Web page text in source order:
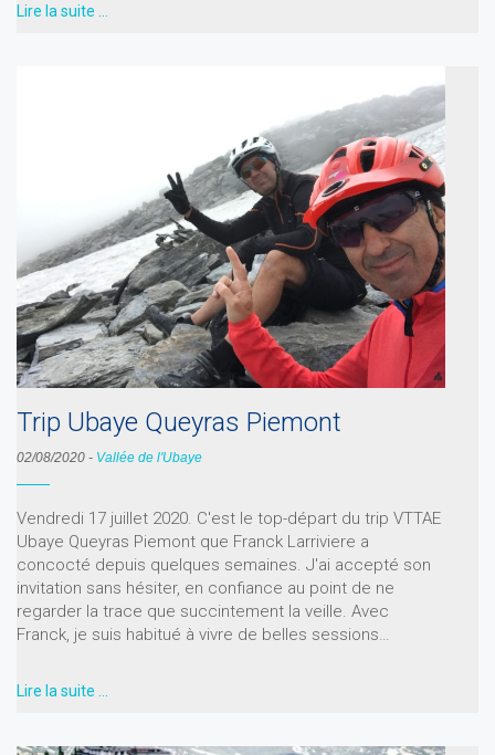
Lire la suite …
Trip Ubaye Queyras Piemont
02/08/2020 - Vallée de l'Ubaye
Vendredi 17 juillet 2020. C'est le top-départ du trip VTTAE
Ubaye Queyras Piemont que Franck Larriviere a
concocté depuis quelques semaines. J'ai accepté son
invitation sans hésiter, en confiance au point de ne
regarder la trace que succintement la veille. Avec
Franck, je suis habitué à vivre de belles sessions…
Lire la suite …